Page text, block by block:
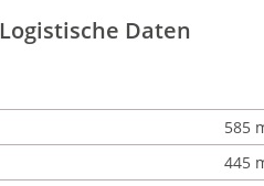
Logistische Daten
585
445